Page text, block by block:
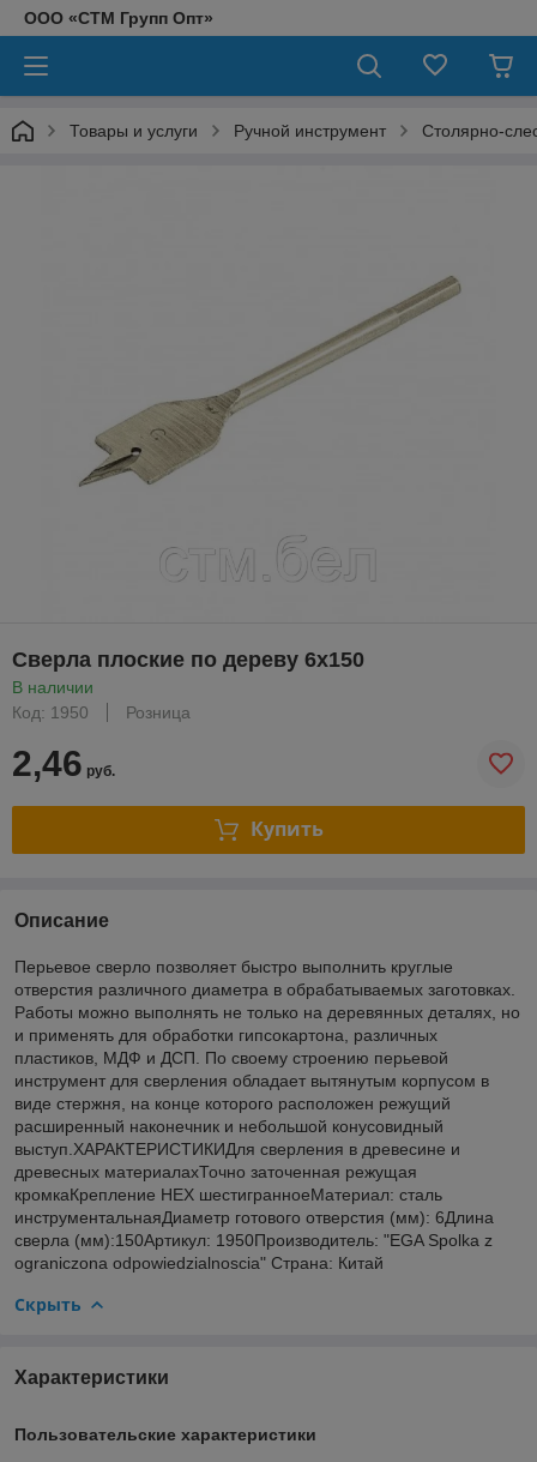
ООО «СТМ Групп Опт»
Товары и услуги Ручной инструмент Столярно-
Сверла плоские по дереву 6х150
В наличии
Код: 1950
Розница
2,46 руб.
Купить
Описание
Перьевое сверло позволяет быстро выполнить круглые
отверстия различного диаметра в обрабатываемых заготовках.
Работы можно выполнять не только на деревянных деталях, но
и применять для обработки гипсокартона, различных
пластиков, МДФ и ДСП. По своему строению перьевой
инструмент для сверления обладает вытянутым корпусом в
виде стержня, на конце которого расположен режущий
расширенный наконечник и небольшой конусовидный
выступ.ХАРАКТЕРИСТИКИДля сверления в древесине и
древесных материалахТочно заточенная режущая
кромкаКрепление HEX шестигранноеМатериал: сталь
инструментальнаяДиаметр готового отверстия (мм): 6Длина
сверла (мм):150Артикул: 1950Производитель: "EGA Spolka z
ograniczona odpowiedzialnoscia" Страна: Китай
Скрыть
Характеристики
Пользовательские характеристики